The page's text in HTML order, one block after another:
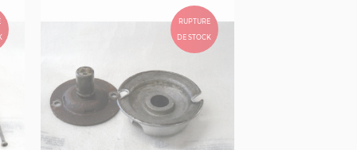
RUPTURE
DE STOCK